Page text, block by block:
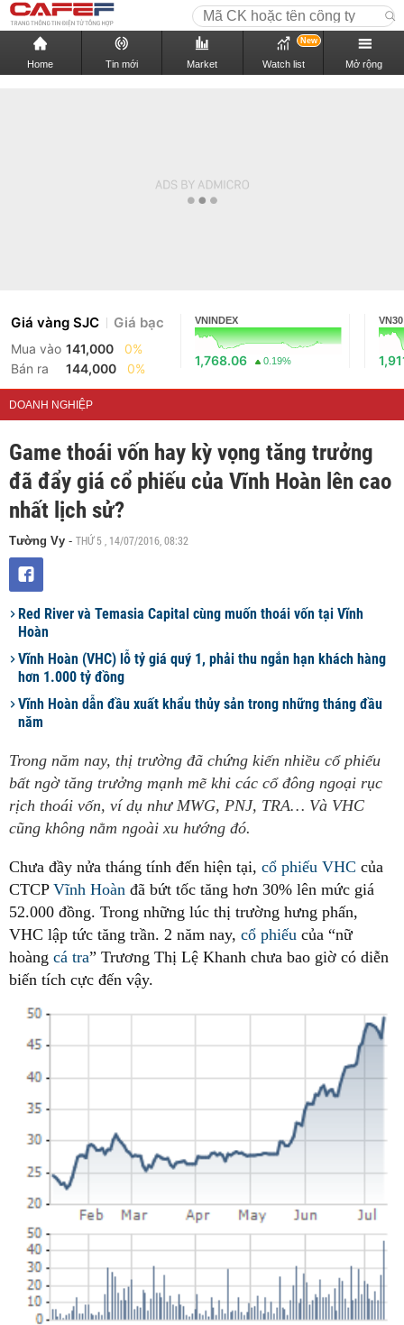
Home Tin mới Market Watch list
New
Mở rộng
Giá vàng SJC Giá bạc
Mua vào 141,000
0%
Bán ra
144,000 0%
VNINDEX
1,768.06 0.19%
VN30
DOANH NGHIỆP
Game thoái vốn hay kỳ vọng tăng trưởng
đã đẩy giá cổ phiếu của Vĩnh Hoàn lên cao
nhất lịch sử?
Tường Vy - THỨ 5 , 14/07/2016, 08:32
Red River và Temasia Capital cùng muốn thoái vốn tại Vĩnh
Hoàn
Vĩnh Hoàn (VHC) lỗ tỷ giá quý 1, phải thu ngắn hạn khách hàng
hơn 1.000 tỷ đồng
Vĩnh Hoàn dẫn đầu xuất khẩu thủy sản trong những tháng đầu
năm
Trong năm nay, thị trường đã chứng kiến nhiều cổ phiếu
bất ngờ tăng trưởng mạnh mẽ khi các cổ đông ngoại rục
rịch thoái vốn, ví dụ như MWG, PNJ, TRA… Và VHC
cũng không nằm ngoài xu hướng đó.
Chưa đầy nửa tháng tính đến hiện tại, cổ phiếu VHC của
CTCP Vĩnh Hoàn đã bứt tốc tăng hơn 30% lên mức giá
52.000 đồng. Trong những lúc thị trường hưng phấn,
VHC lập tức tăng trần. 2 năm nay, cổ phiếu của “nữ
hoàng cá tra” Trương Thị Lệ Khanh chưa bao giờ có diễn
biến tích cực đến vậy.